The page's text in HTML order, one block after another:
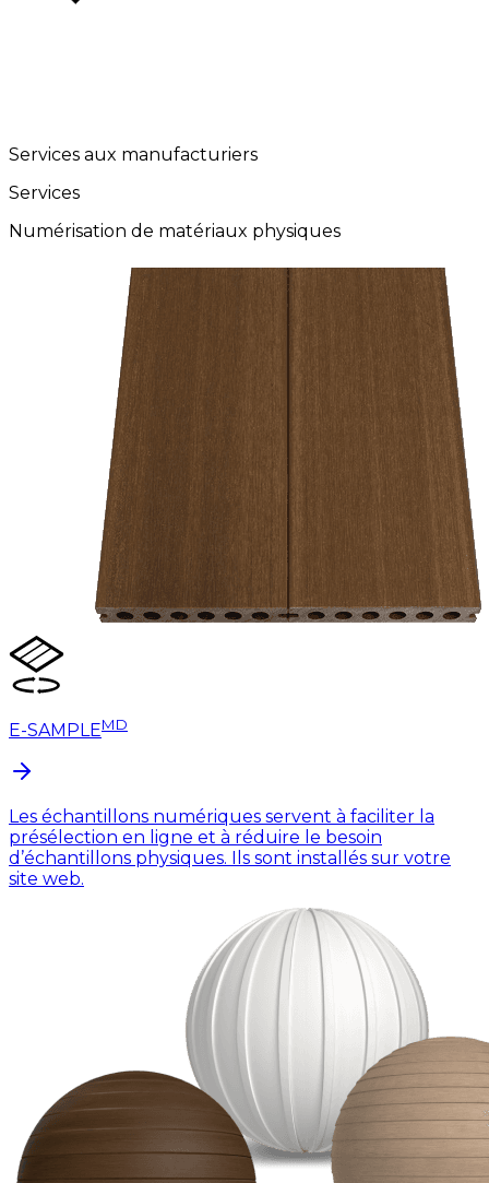
Services aux manufacturiers
Services
Numérisation de matériaux physiques
E-SAMPLEMD
Les échantillons numériques servent à faciliter la
présélection en ligne et à réduire le besoin
d’échantillons physiques. Ils sont installés sur votre
site web.